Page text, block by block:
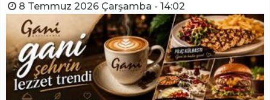
8 Temmuz 2026 Çarşamba - 14:02